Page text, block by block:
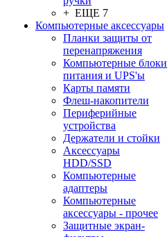
+ ЕЩЕ 7
Компьютерные аксессуары
Планки защиты от
перенапряжения
Компьютерные блоки
питания и UPS'ы
Карты памяти
Флеш-накопители
Периферийные
устройства
Держатели и стойки
Аксессуары
HDD/SSD
Компьютерные
адаптеры
Компьютерные
аксессуары - прочее
Защитные экран-